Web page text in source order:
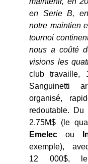
en Serie B,
notre maintien
tournoi
nous a coûté
visions les
club travaille,
Sanguinetti
organisé,
redoutable.
2.75M$ (le
Emelec ou
exemple),
12 000$,